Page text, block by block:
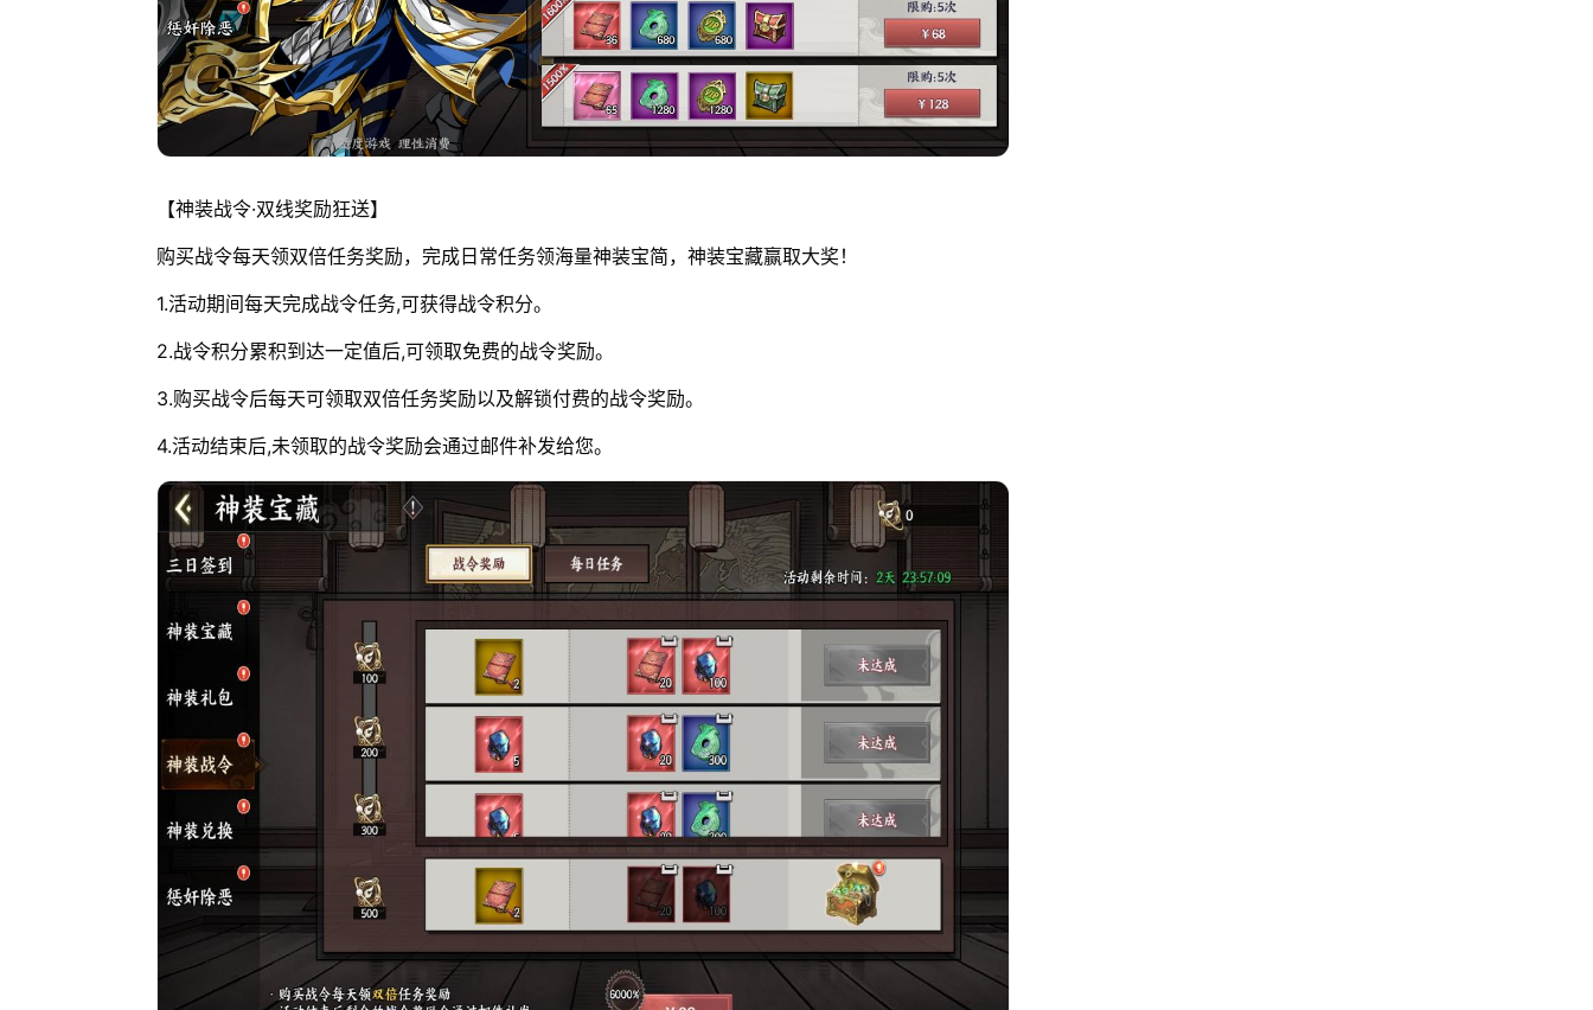
【神装战令·双线奖励狂送】
购买战令每天领双倍任务奖励，完成日常任务领海量神装宝简，神装宝藏赢取大奖！
1.活动期间每天完成战令任务,可获得战令积分。
2.战令积分累积到达一定值后,可领取免费的战令奖励。
3.购买战令后每天可领取双倍任务奖励以及解锁付费的战令奖励。
4.活动结束后,未领取的战令奖励会通过邮件补发给您。